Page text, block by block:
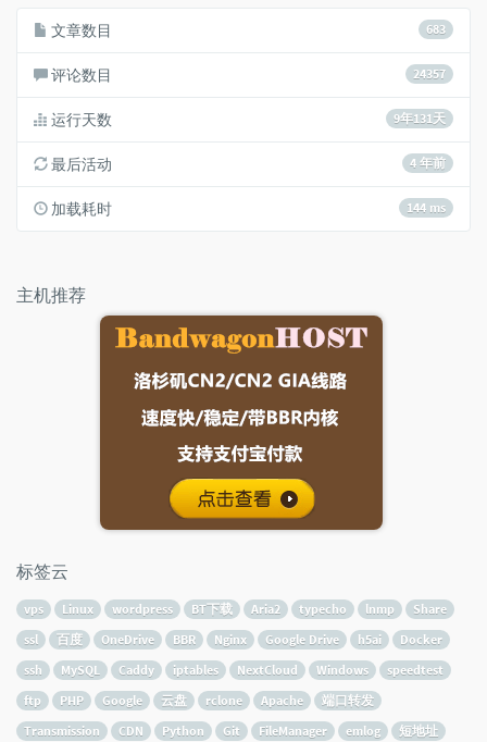
683
文章数目
24357
评论数目
9年131天
运行天数
4 年前
最后活动
144 ms
加载耗时
主机推荐
标签云
vps Linux wordpress BT下载 Aria2 typecho lnmp
Share
ssl
百度 OneDrive BBR Nginx Google Drive h5ai
Docker
ssh
MySQL Caddy iptables NextCloud Windows
speedtest
ftp
PHP Google 云盘 rclone Apache
端口转发
Transmission
CDN Python Git FileManager emlog 短地址